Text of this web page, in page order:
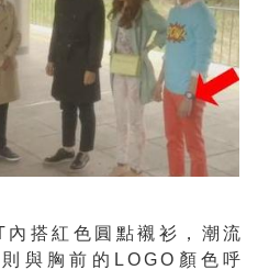
搭紅色圓點襯衫，潮流
與胸前的LOGO顏色呼